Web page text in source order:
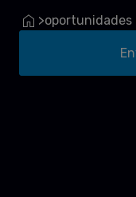
>oportunidades